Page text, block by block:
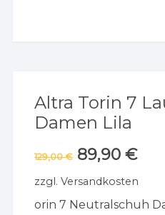
Altra Torin 7
Damen Lila
129,00€ Ursprünglicher
Preis
129,00 €
89,90€Preis
89,90
zzgl.Versandkosten
orin 7 Neutralschuh